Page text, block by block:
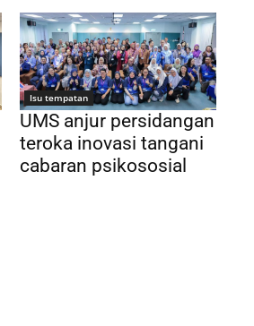
Isu tempatan
UMS anjur persidangan
teroka inovasi tangani
cabaran psikososial